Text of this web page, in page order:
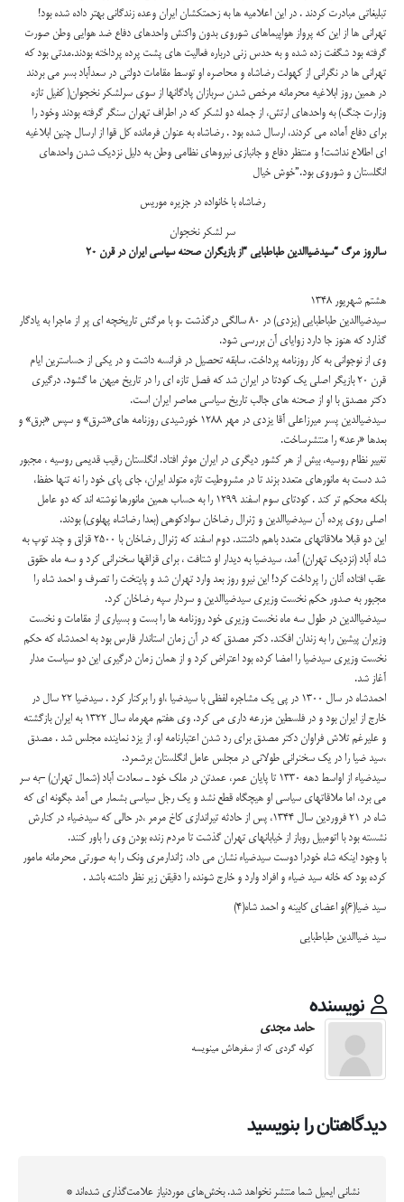
تبليغاتي مبادرت كردند . در اين اعلاميه ها به زحمتكشان ايران وعده زندگاني بهتر داده شده بود!
تهراني ها از اين كه پرواز هواپيماهاي شوروي بدون واكنش واحدهاي دفاع ضد هوايي وطن صورت
گرفته بود شگفت زده شده و به حدس زني درباره فعاليت هاي پشت پرده پرداخته بودند.مدتي بود كه
تهراني ها در نگراني از كهولت رضاشاه و محاصره او توسط مقامات دولتي در سعدآباد بسر مي بردند
در همين روز ابلاغيه محرمانه مرخص شدن سربازان پادگانها از سوي سرلشكر نخجوان( كفيل تازه
وزارت جنگ) به واحدهاي ارتش، از جمله دو لشكر که در اطراف تهران سنگر گرفته بودند وخود را
براي دفاع آماده مي كردند، ارسال شده بود . رضاشاه به عنوان فرمانده كل قوا از ارسال چنين ابلاغيه
اي اطلاع نداشت! و منتظر دفاع و جانبازي نيروهاي نظامي وطن به دلیل نزديك شدن واحدهاي
انگلستان و شوروي بود.”خوش خیال
رضاشاه با خانواده در جزیره موریس
سر لشکر نخجوان
سالروز مرگ “سيدضياالدين طباطبايي “از بازيگران صحنه سياسي ايران در قرن 20
هشتم شهريور 1348
سيدضياالدين طباطبايي (يزدي) در 80 سالگي درگذشت .و با مرگش تاريخچه اي پر از ماجرا به يادگار
گذارد كه هنوز جا دارد زواياي آن بررسي شود.
وي از نوجواني به كار روزنامه پرداخت. سابقه تحصيل در فرانسه داشت و در يكي از حساسترين ايام
قرن 20 بازيگر اصلي يك كودتا در ايران شد كه فصل تازه اي را در تاريخ ميهن ما گشود. درگيري
دكتر مصدق با او از صحنه هاي جالب تاريخ سياسي معاصر ايران است.
سيدضيالدين پسر ميرزاعلي آقا يزدي در مهر 1288 خورشيدي روزنامه های«شرق» و سپس «برق» و
بعدها «رعد» را منتشرساخت.
تغيير نظام روسيه، بيش از هر كشور ديگری در ايران موثر افتاد. انگلستان رقيب قديمي روسيه ، مجبور
شد دست به مانورهاي متعدد بزند تا در مشروطيت تازه متولد ايران، جاي پاي خود را نه تنها حفظ،
بلكه محكم تر كند . كودتاي سوم اسفند 1299 را به حساب همين مانورها نوشته اند كه دو عامل
اصلي روي پرده آن سيدضياالدين و ژنرال رضاخان سوادکوهي (بعدا رضاشاه پهلوي) بودند.
اين دو قبلا ملاقاتهاي متعدد باهم داشتند. دوم اسفند كه ژنرال رضاخان با 2500 قزاق و چند توپ به
شاه آباد (نزديك تهران) آمد، سيدضيا به ديدار او شتافت ، براي قزاقها سخنراني كرد و سه ماه حقوق
عقب افتاده آنان را پرداخت كرد! اين نيرو روز بعد وارد تهران شد و پايتخت را تصرف و احمد شاه را
مجبور به صدور حكم نخست وزيري سيدضياالدين و سردار سپه رضاخان كرد.
سيدضياالدين در طول سه ماه نخست وزيري خود روزنامه ها را بست و بسياري از مقامات و نخست
وزيران پيشين را به زندان افكند. دكتر مصدق كه در آن زمان استاندار فارس بود به احمدشاه كه حكم
نخست وزيري سيدضيا را امضا كرده بود اعتراض كرد و از همان زمان درگيري اين دو سياست مدار
آغاز شد.
احمدشاه در سال 1300 در پي يك مشاجره لفظي با سيدضيا ،او را بركنار كرد . سيدضيا 22 سال در
خارج از ايران بود و در فلسطين مزرعه داری می کرد. وي هفتم مهرماه سال 1322 به ايران بازگشته
و علیرغم تلاش فراوان دکتر مصدق برای رد شدن اعتبارنامه او، از يزد نماينده مجلس شد . مصدق
،سید ضیا را در یک سخنرانی طولانی در مجلس عامل انگلستان برشمرد.
سيدضياء از اواسط دهه 1330 تا پايان عمر، عمدتن در ملك خود ـ سعادت آباد (شمال تهران) -به سر
مي برد، اما ملاقاتهاي سياسي او هيچگاه قطع نشد و يک رجل سياسي بشمار مي آمد .بگونه اي که
شاه در 21 فروردين سال 1344، پس از حادثه تيراندازي كاخ مرمر ،در حالي كه سيدضياء در كنارش
نشسته بود با اتومبيل روباز از خيابانهاي تهران گذشت تا مردم زنده بودن وي را باور كنند.
با وجود اينکه شاه خودرا دوست سيدضياء نشان می داد، ژاندارمری ونک را به صورتي محرمانه مامور
کرده بود که خانه سید ضیاء و افراد وارد و خارج شونده را دقیقن زیر نظر داشته باشد .
سید ضیا(6)و اعضای کابینه و احمد شاه(4)
سید ضیاالدین طباطبایی
نویسنده
حامد مجدی
کوله گردی که از سفرهاش مینویسه
دیدگاهتان را بنویسید
نشانی ایمیل شما منتشر نخواهد شد. بخش‌های موردنیاز علامت‌گذاری شده‌اند *